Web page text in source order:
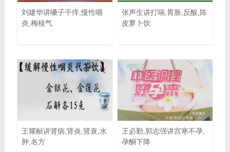
刘建华讲嗓子干痒,慢性咽
炎,梅核气
张声生讲打嗝,胃胀,反酸,陈
皮萝卜饮
王耀献讲肾病,肾炎,肾衰,水
肿,名方
王必勤,郭志强讲宫寒不孕,
孕酮下降